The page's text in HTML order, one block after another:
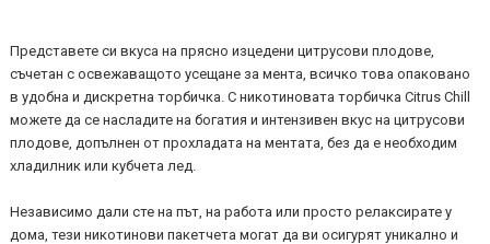
Представете си вкуса на прясно изцедени цитрусови плодове,
съчетан с освежаващото усещане за мента, всичко това опаковано
в удобна и дискретна торбичка. С никотиновата торбичка Citrus Chill
можете да се насладите на богатия и интензивен вкус на цитрусови
плодове, допълнен от прохладата на ментата, без да е необходим
хладилник или кубчета лед.
Независимо дали сте на път, на работа или просто релаксирате у
дома, тези никотинови пакетчета могат да ви осигурят уникално и